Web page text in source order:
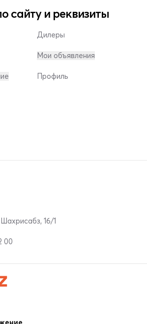
сайту и реквизиты
Дилеры
Мои объявления
Профиль
16/1
00